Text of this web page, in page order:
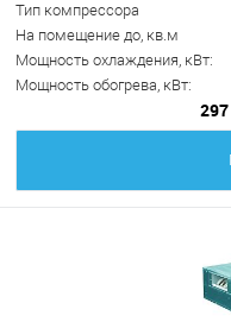
Тип компрессора
На помещение до, кв.м
Мощность охлаждения, кВт:
Мощность обогрева, кВт: